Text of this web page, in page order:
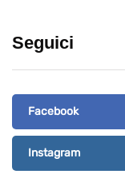
Seguici
Facebook
Instagram